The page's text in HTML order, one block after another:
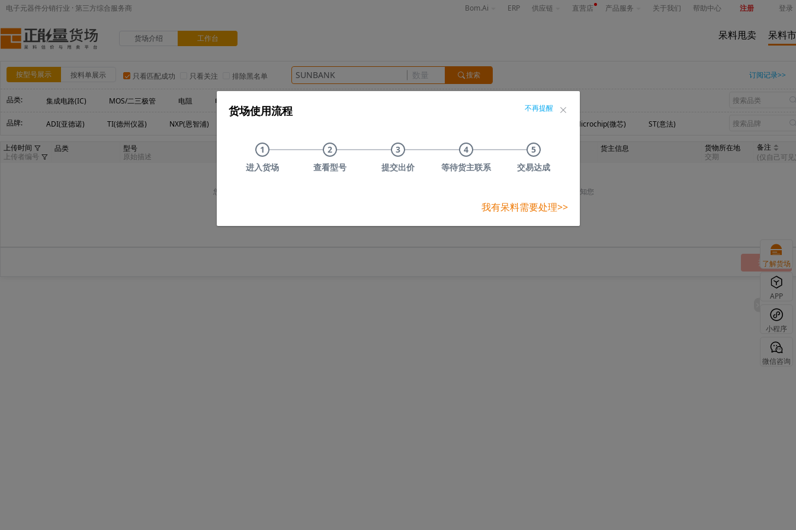
电子元器件分销行业 · 第三方综合服务商 Bom.Ai ERP 供应链 直营店 产品服务 关于我们 帮助中心 注册 登录
货场介绍 工作台 呆料甩卖 呆料
按型号展示 按料单展示 只看匹配成功 只看关注 排除黑名单 搜索 订阅记录>>
品类: 集成电路(IC) MOS/二三极管 电阻 电容
品牌: ADI(亚德诺) TI(德州仪器) NXP(恩智浦) Microchip(微芯) ST(意法)
上传时间
上传者编号
品类
型号
原始描述
品牌
库存数量 预估货值
市场价
30天搜索次数
指数 货主信息
货物所在地
交期
备注
(仅自己可
您可以尝试删减部分搜索关键词或订阅关键词" "，订阅成功后，若有货主上传型号，我们将以短信的形式通知您
提交
货场使用流程 不再提醒
1
进入货场
2
查看型号
3
提交出价
4
等待货主联系
5
交易达成
我有呆料需要处理>>
了解货场
APP
小程序
微信咨询